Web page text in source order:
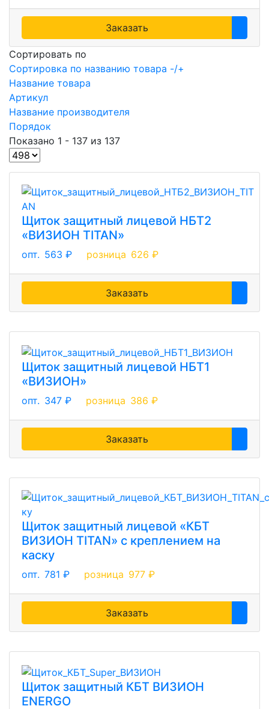
Заказать
Сортировать по
Сортировка по названию товара -/+
Название товара
Артикул
Название производителя
Порядок
Показано 1 - 137 из 137
Щиток защитный лицевой НБТ2
«ВИЗИОН TITAN»
опт. 563 ₽ розница 626 ₽
Заказать
Щиток защитный лицевой НБТ1
«ВИЗИОН»
опт. 347 ₽ розница 386 ₽
Заказать
Щиток защитный лицевой «КБТ
ВИЗИОН TITAN» с креплением на
каску
опт. 781 ₽ розница 977 ₽
Заказать
Щиток защитный КБТ ВИЗИОН
ENERGO